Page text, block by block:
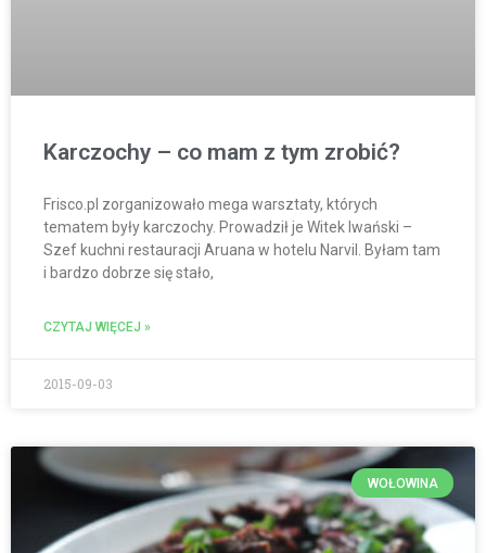
Karczochy – co mam z tym zrobić?
Frisco.pl zorganizowało mega warsztaty, których
tematem były karczochy. Prowadził je Witek Iwański –
Szef kuchni restauracji Aruana w hotelu Narvil. Byłam tam
i bardzo dobrze się stało,
CZYTAJ WIĘCEJ »
2015-09-03
WOŁOWINA